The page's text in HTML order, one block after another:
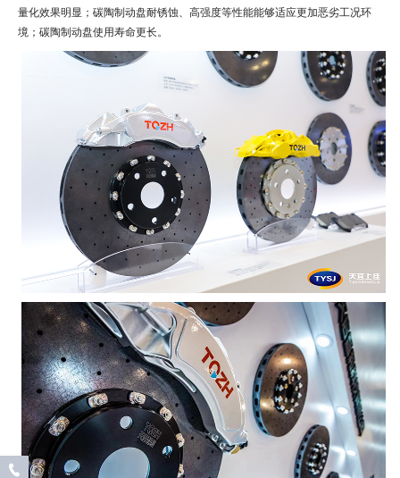
量化效果明显；碳陶制动盘耐锈蚀、高强度等性能能够适应更加恶劣工况环
境；碳陶制动盘使用寿命更长。
